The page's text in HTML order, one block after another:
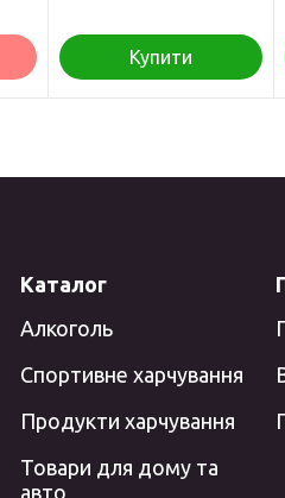
Купити
Каталог
Алкоголь
Спортивне харчування
Продукти харчування
Товари для дому та
авто